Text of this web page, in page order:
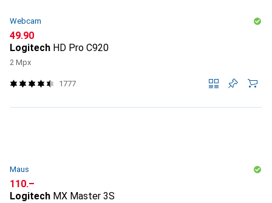
Webcam
CHF
49.90
Logitech HD Pro C920
2 Mpx
1777
Maus
CHF
110.–
Logitech MX Master 3S